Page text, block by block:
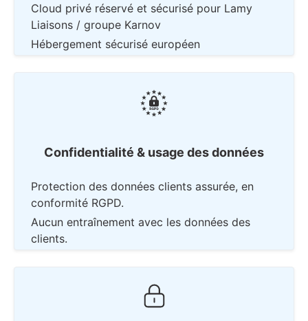
Cloud privé réservé et sécurisé pour Lamy
Liaisons / groupe Karnov
Hébergement sécurisé européen
Confidentialité & usage des données
Protection des données clients assurée, en
conformité RGPD.
Aucun entraînement avec les données des
clients.